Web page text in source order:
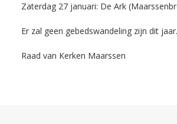
Zaterdag 27 januari: De Ark
Er zal geen gebedswandeling zijn dit jaar.
Raad van Kerken Maarssen